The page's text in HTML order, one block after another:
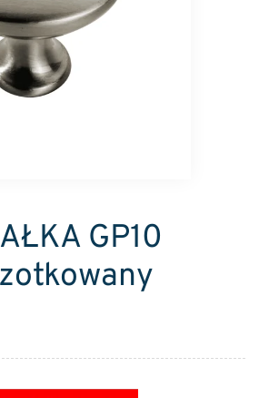
GP10